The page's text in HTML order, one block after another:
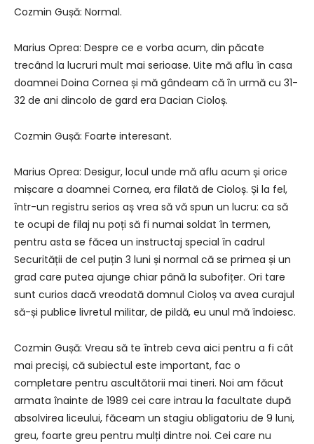
Cozmin Gușă: Normal.
Marius Oprea: Despre ce e vorba acum, din păcate
trecând la lucruri mult mai serioase. Uite mă aflu în casa
doamnei Doina Cornea și mă gândeam că în urmă cu 31-
32 de ani dincolo de gard era Dacian Cioloș.
Cozmin Gușă: Foarte interesant.
Marius Oprea: Desigur, locul unde mă aflu acum și orice
mișcare a doamnei Cornea, era filată de Cioloș. Și la fel,
într-un registru serios aș vrea să vă spun un lucru: ca să
te ocupi de filaj nu poți să fi numai soldat în termen,
pentru asta se făcea un instructaj special în cadrul
Securității de cel puțin 3 luni și normal că se primea și un
grad care putea ajunge chiar până la subofițer. Ori tare
sunt curios dacă vreodată domnul Cioloș va avea curajul
să-și publice livretul militar, de pildă, eu unul mă îndoiesc.
Cozmin Gușă: Vreau să te întreb ceva aici pentru a fi cât
mai preciși, că subiectul este important, fac o
completare pentru ascultătorii mai tineri. Noi am făcut
armata înainte de 1989 cei care intrau la facultate după
absolvirea liceului, făceam un stagiu obligatoriu de 9 luni,
greu, foarte greu pentru mulți dintre noi. Cei care nu